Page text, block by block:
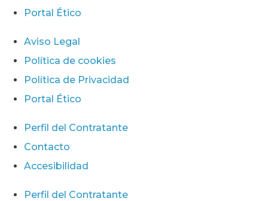
Portal Ético
Aviso Legal
Política de cookies
Política de Privacidad
Portal Ético
Perfil del Contratante
Contacto
Accesibilidad
Perfil del Contratante